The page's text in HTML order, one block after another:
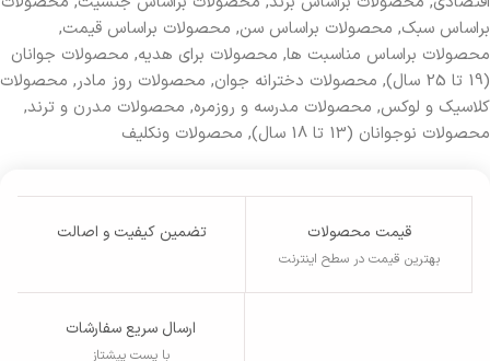
بر‌اساس سبک, محصولات براساس سن, محصولات براساس قیمت,
محصولات براساس مناسبت ها, محصولات برای هدیه, محصولات جوانان
(19 تا 25 سال)
, محصولات دخترانه جوان, محصولات روز مادر, محصولات
کلاسیک و لوکس, محصولات مدرسه و روزمره, محصولات مدرن و ترند,
محصولات نوجوانان (13 تا 18 سال)
, محصولات ونکلیف
قیمت محصولات
بهترین قیمت در سطح اینترنت
تضمین کیفیت و اصالت
ارسال سریع سفارشات
با پست پیشتاز